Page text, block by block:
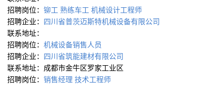
招聘岗位： 铆工 熟练车工 机械设计工程师
招聘企业： 四川省普茨迈斯特机械设备有限公司
联系地址：
招聘岗位： 机械设备销售人员
招聘企业： 四川省筑能建材有限公司
联系地址：成都市金牛区罗家工业区
招聘岗位： 销售经理 技术工程师